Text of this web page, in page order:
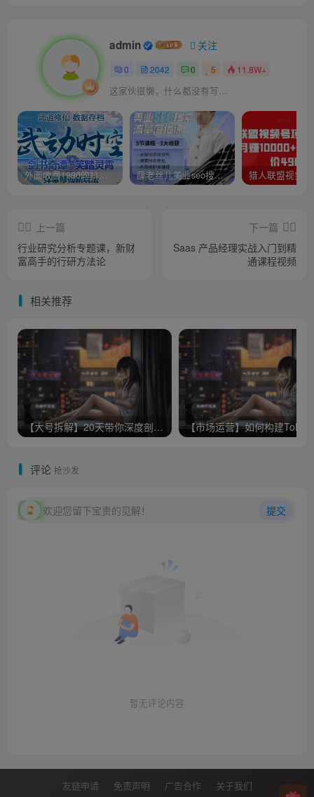
admin 关注
0 2042 0 5 11.8W+
这家伙很懒，什么都没有写...
外面收费1980的抖音武动时空直播项目，无需真人出镜，实时互动直播【软件+详细教程】 薛老丝儿美业seo搜索流量落地课，一周暴涨20w粉丝，全干货讲解
上一篇
行业研究分析专题课，新财
富高手的行研方法论
下一篇
Saas 产品经理实战入门到精
通课程视频
相关推荐
【大号拆解】20天带你深度剖析40个顶级微信公众号
评论 抢沙发
欢迎您留下宝贵的见解！ 提交
暂无评论内容
友链申请 免责声明 广告合作 关于我们